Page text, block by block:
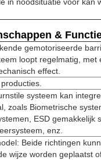
&
gemotoriseerde
loopt regelmatig, met
effect.
systeem kan
zoals Biometrische
ESD gemakkelijk
enz.
Beide richtingen
wijze worden geplaatst